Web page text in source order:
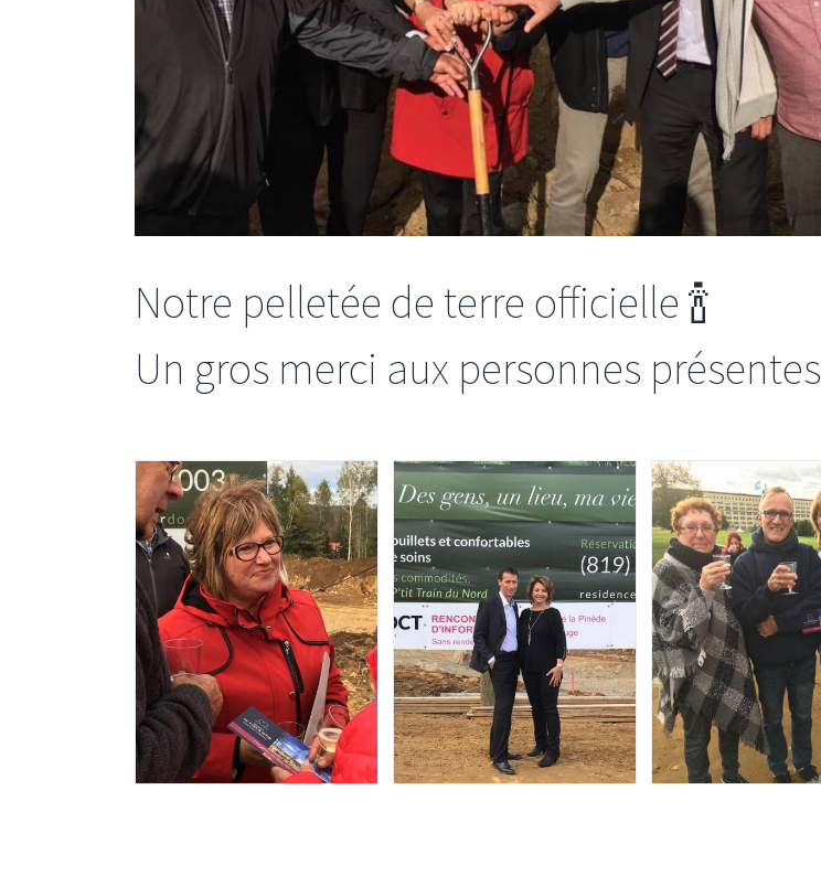
Notre pelletée de terre officielle 🍾
Un gros merci aux personnes présentes